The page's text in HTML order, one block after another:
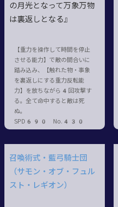
の月光となって万象万物
は裏返しとなる』
【重力を操作して時間を停止
させる能力】で敵の間合いに
踏み込み、【触れた物・事象
を裏返しにする重力反転能
力】を放ちながら4回攻撃す
る。全て命中すると敵は死
ぬ。
SPD690 No.430
召喚術式・藍弓騎士団
（サモン・オブ・フュル
スト・レギオン）